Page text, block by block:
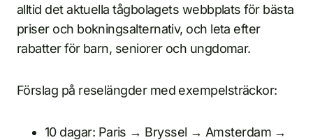
alltid det aktuella tågbolagets webbplats för bästa
priser och bokningsalternativ, och leta efter
rabatter för barn, seniorer och ungdomar.
Förslag på reselängder med exempelsträckor:
10 dagar: Paris → Bryssel → Amsterdam →